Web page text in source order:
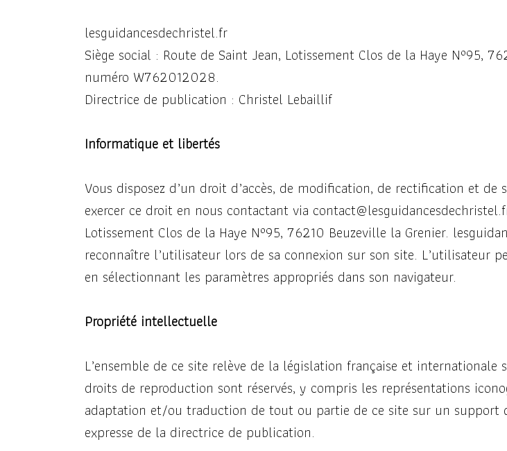
lesguidancesdechristel.fr
Siège social : Route de Saint Jean, Lotissement Clos de la Haye N°95,
numéro W762012028.
Directrice de publication : Christel Lebaillif
Informatique et libertés
Vous disposez d’un droit d’accès, de modification, de rectification et
exercer ce droit en nous contactant via
Lotissement Clos de la Haye N°95, 76210 Beuzeville la Grenier.
reconnaître l’utilisateur lors de sa connexion sur son site. L’utilisateur
en sélectionnant les paramètres appropriés dans son navigateur.
Propriété intellectuelle
L’ensemble de ce site relève de la législation française et
droits de reproduction sont réservés, y compris les représentations
adaptation et/ou traduction de tout ou partie de ce site sur un
expresse de la directrice de publication.